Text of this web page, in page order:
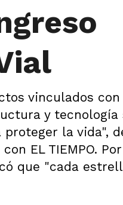
vinculados
y tecnología
la vida",
EL TIEMPO.
que "cada